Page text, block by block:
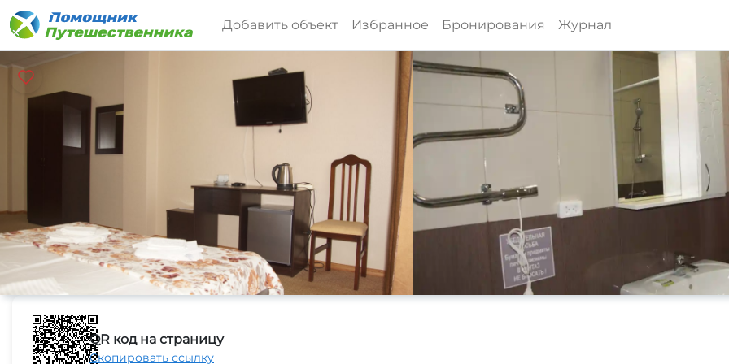
Добавить объект Избранное Бронирования Журнал
QR код на страницу
Скопировать ссылку